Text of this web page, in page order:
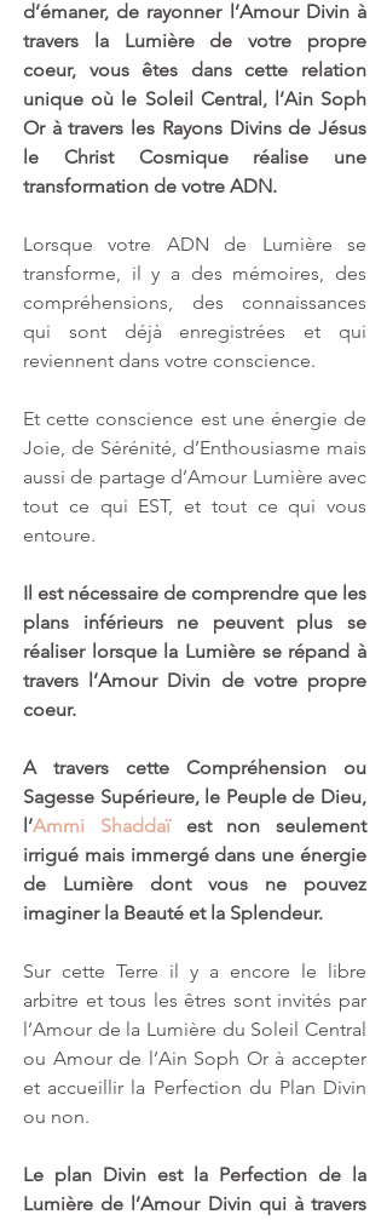
d’émaner, de rayonner l’Amour Divin à
travers la Lumière de votre propre
coeur, vous êtes dans cette relation
unique où le Soleil Central, l’Ain Soph
Or à travers les Rayons Divins de Jésus
le Christ Cosmique réalise une
transformation de votre ADN.
Lorsque votre ADN de Lumière se
transforme, il y a des mémoires, des
compréhensions, des connaissances
qui sont déjà enregistrées et qui
reviennent dans votre conscience.
Et cette conscience est une énergie de
Joie, de Sérénité, d’Enthousiasme mais
aussi de partage d’Amour Lumière avec
tout ce qui EST, et tout ce qui vous
entoure.
Il est nécessaire de comprendre que les
plans inférieurs ne peuvent plus se
réaliser lorsque la Lumière se répand à
travers l’Amour Divin de votre propre
coeur.
A travers cette Compréhension ou
Sagesse Supérieure, le Peuple de Dieu,
l’Ammi Shaddaï est non seulement
irrigué mais immergé dans une énergie
de Lumière dont vous ne pouvez
imaginer la Beauté et la Splendeur.
Sur cette Terre il y a encore le libre
arbitre et tous les êtres sont invités par
l’Amour de la Lumière du Soleil Central
ou Amour de l’Ain Soph Or à accepter
et accueillir la Perfection du Plan Divin
ou non.
Le plan Divin est la Perfection de la
Lumière de l’Amour Divin qui à travers